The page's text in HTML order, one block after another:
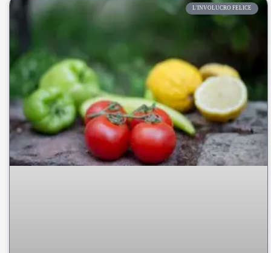
L'INVOLUCRO FELICE